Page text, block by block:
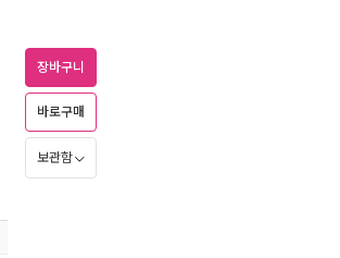
장바구니
바로구매
보관함